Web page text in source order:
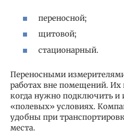
переносной;
щитовой;
стационарный.
Переносными
работах вне помещений. Их
когда нужно подключить и
«полевых» условиях.
удобны при
места.